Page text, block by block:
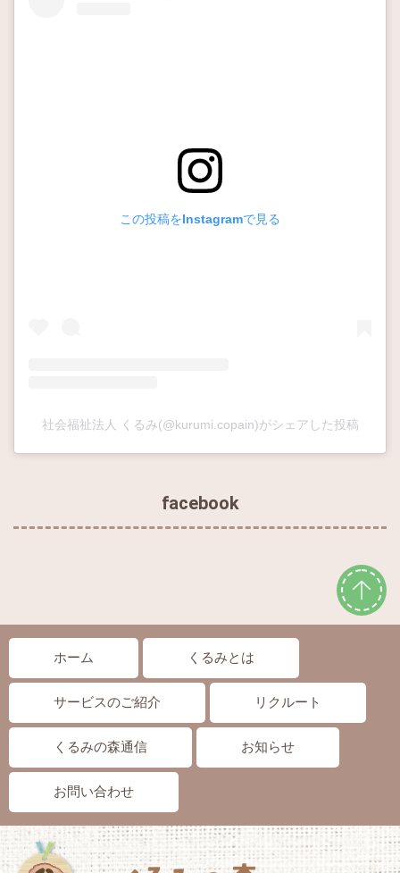
この投稿をInstagramで見る
社会福祉法人 くるみ(@kurumi.copain)がシェアした投稿
facebook
ホーム くるみとは
サービスのご紹介 リクルート
くるみの森通信 お知らせ
お問い合わせ